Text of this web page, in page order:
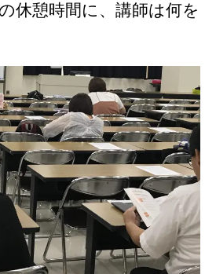
休憩時間に、講師は何を